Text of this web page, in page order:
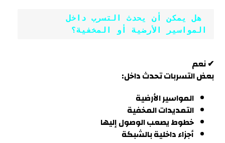
هل يمكن أن يحدث التسرب داخل
المواسير الأرضية أو المخفية؟
✔ نعم
بعض التسربات تحدث داخل:
المواسير الأرضية
التمديدات المخفية
خطوط يصعب الوصول إليها
أجزاء داخلية بالشبكة